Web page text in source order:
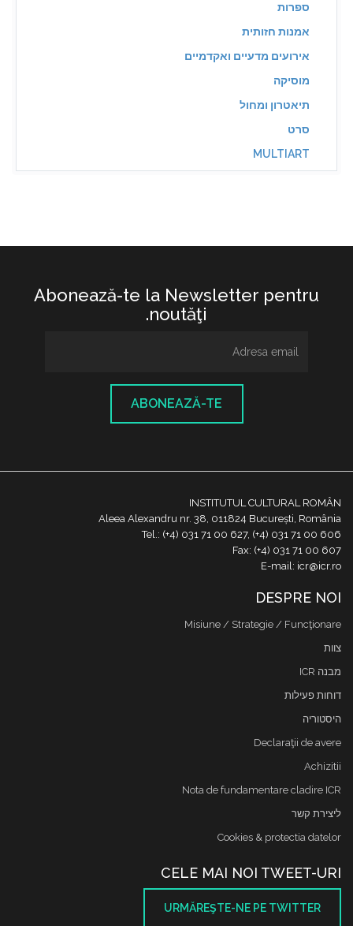
ספרות
אמנות חזותית
אירועים מדעיים ואקדמיים
מוסיקה
תיאטרון ומחול
סרט
MULTIART
Abonează-te la Newsletter pentru
noutăţi.
ABONEAZĂ-TE
INSTITUTUL CULTURAL ROMÂN
Aleea Alexandru nr. 38, 011824 București, România
Tel.: (+4) 031 71 00 627, (+4) 031 71 00 606
Fax: (+4) 031 71 00 607
E-mail: icr@icr.ro
DESPRE NOI
Misiune / Strategie / Funcţionare
צוות
מבנה ICR
דוחות פעילות
היסטוריה
Declaraţii de avere
Achizitii
Nota de fundamentare cladire ICR
ליצירת קשר
Cookies & protectia datelor
CELE MAI NOI TWEET-URI
URMĂREŞTE-NE PE TWITTER